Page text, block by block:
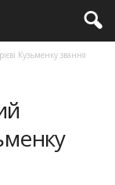
Кузьменку звання